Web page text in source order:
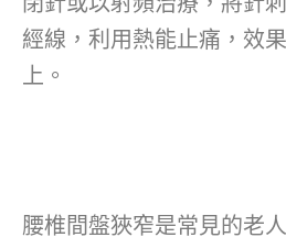
經線，利用熱能止痛，效
上。
腰椎間盤狹窄是常見的老